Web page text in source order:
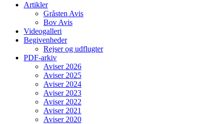
Artikler
Gråsten Avis
Bov Avis
Videogalleri
Begivenheder
Rejser og udflugter
PDF-arkiv
Aviser 2026
Aviser 2025
Aviser 2024
Aviser 2023
Aviser 2022
Aviser 2021
Aviser 2020